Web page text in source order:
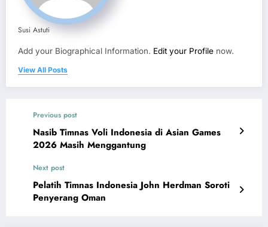
Susi Astuti
Add your Biographical Information. Edit your Profile now.
View All Posts
Previous post
Nasib Timnas Voli Indonesia di Asian Games
2026 Masih Menggantung
Next post
Pelatih Timnas Indonesia John Herdman Soroti
Penyerang Oman